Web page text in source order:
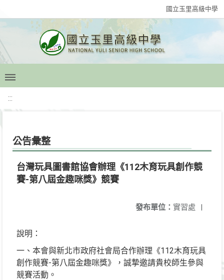
國立玉里高級中學
:::
公告彙整
台灣玩具圖書館協會辦理《112木育玩具創作競
賽-第八屆金趣咪獎》競賽
發布單位： 實習處 |
說明：
一、本會與新北市政府社會局合作辦理《112木育玩具
創作競賽-第八屆金趣咪獎》，誠摯邀請貴校師生參與
競賽活動。